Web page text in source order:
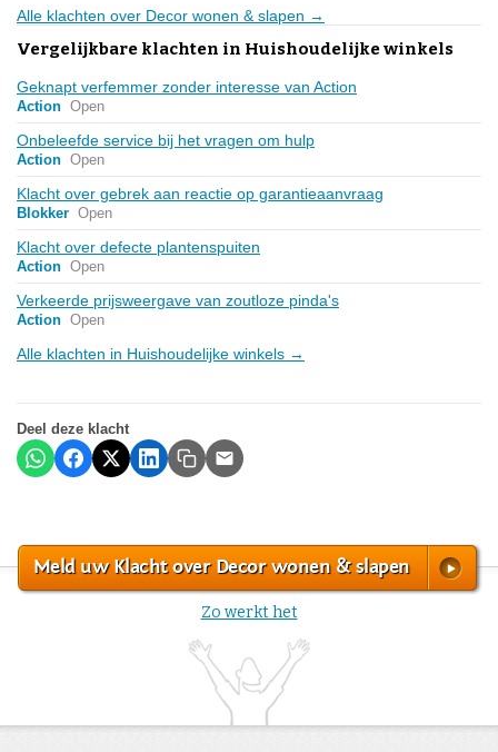
Alle klachten over Decor wonen & slapen →
Vergelijkbare klachten in Huishoudelijke winkels
Geknapt verfemmer zonder interesse van Action
Action Open
Onbeleefde service bij het vragen om hulp
Action Open
Klacht over gebrek aan reactie op garantieaanvraag
Blokker Open
Klacht over defecte plantenspuiten
Action Open
Verkeerde prijsweergave van zoutloze pinda's
Action Open
Alle klachten in Huishoudelijke winkels →
Deel deze klacht
Meld uw Klacht over Decor wonen & slapen
Zo werkt het